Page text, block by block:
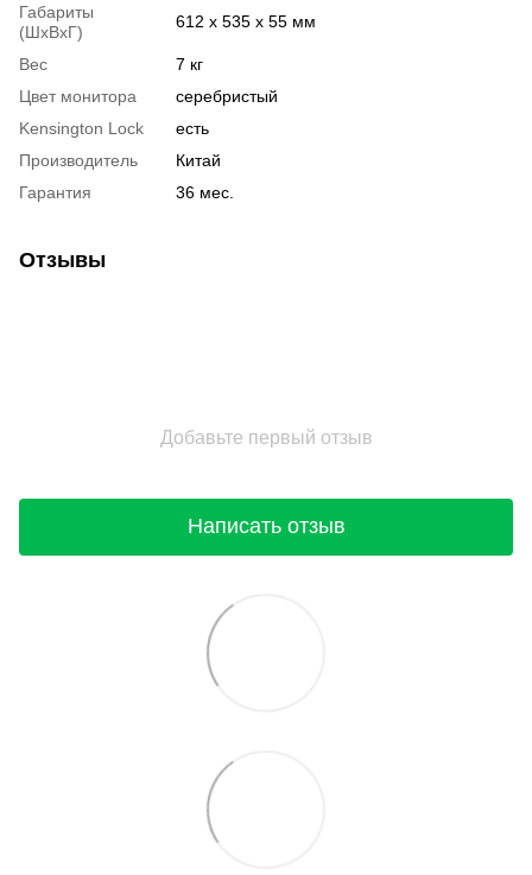
Габариты
(ШхВхГ)
612 х 535 х 55 мм
Вес
7 кг
Цвет монитора
серебристый
Kensington Lock
есть
Производитель
Китай
Гарантия
36 мес.
Отзывы
Добавьте первый отзыв
Написать отзыв